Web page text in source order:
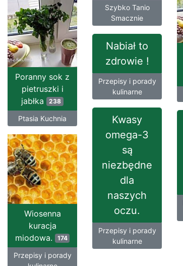
Szybko Tanio
Smacznie
Poranny sok z
pietruszki i
jabłka 238
Ptasia Kuchnia
Nabiał to
zdrowie !
Przepisy i porady
kulinarne
Kwasy
omega-3
są
niezbędne
dla
naszych
oczu.
Przepisy i porady
kulinarne
Wiosenna
kuracja
miodowa.
174
Przepisy i porady